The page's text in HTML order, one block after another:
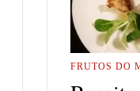
FRUTOS DO